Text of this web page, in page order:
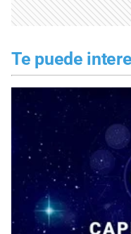
Te puede